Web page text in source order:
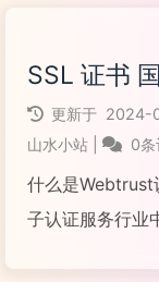
阅读全文...
更新于 2024-
山水小站
0条
什么是Webtrust
子认证服务行业